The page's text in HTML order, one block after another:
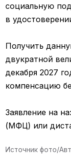
социальную
в
Получить
двукратной
декабря 2027
компенсацию
Заявление на
(МФЦ) или
Источник фото/